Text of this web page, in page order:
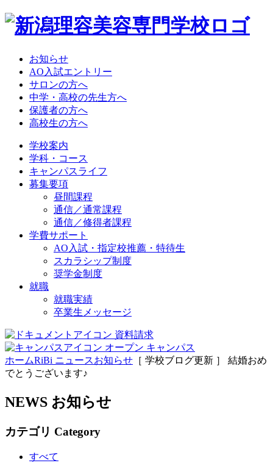
お知らせ
AO入試エントリー
サロンの方へ
中学・高校の先生方へ
保護者の方へ
高校生の方へ
学校案内
学科・コース
キャンパスライフ
募集要項
昼間課程
通信／通常課程
通信／修得者課程
学費サポート
AO入試・指定校推薦・特待生
スカラシップ制度
奨学金制度
就職
就職実績
卒業生メッセージ
資料請求
オープン キャンパス
ホームRiBi ニュースお知らせ ［ 学校ブログ更新 ］ 結婚おめ
でとうございます♪
NEWS お知らせ
カテゴリ Category
すべて